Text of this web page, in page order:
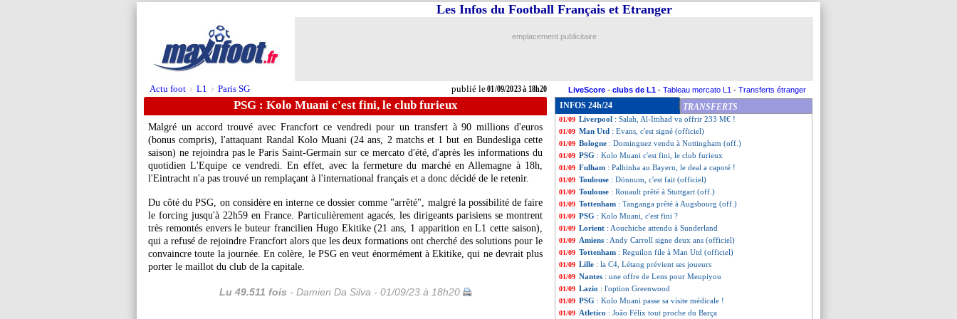
Actu foot > L1 > Paris SG publié le01/09/2023 à 18h20
Les Infos du Football Français et Etranger
emplacement publicitaire
LiveScore - clubs de L1 - Tableau mercato L1 - Transferts étranger
PSG : Kolo Muani c'est fini, le club furieux
Malgré un accord trouvé avec Francfort ce vendredi pour un transfert à 90 millions d'euros
(bonus compris), l'attaquant Randal Kolo Muani (24 ans, 2 matchs et 1 but en Bundesliga cette
saison) ne rejoindra pas le Paris Saint-Germain sur ce mercato d'été, d'après les informations du
quotidien L'Equipe ce vendredi. En effet, avec la fermeture du marché en Allemagne à 18h,
l'Eintracht n'a pas trouvé un remplaçant à l'international français et a donc décidé de le retenir.
Du côté du PSG, on considère en interne ce dossier comme "arrêté", malgré la possibilité de faire
le forcing jusqu'à 22h59 en France. Particulièrement agacés, les dirigeants parisiens se montrent
très remontés envers le buteur francilien Hugo Ekitike(21 ans, 1 apparition en L1 cette saison),
qui a refusé de rejoindre Francfort alors que les deux formations ont cherché des solutions pour le
convaincre toute la journée. En colère, le PSG en veut énormément à Ekitike, qui ne devrait plus
porter le maillot du club de la capitale.
Lu 49.511 fois - Damien Da Silva - 01/09/23 à 18h20
INFOS 24h/24 TRANSFERTS
01/09 PSG: Kolo Muani, Francfort ferme mais...
01/09 Clermont
01/09 Chelsea : Hudson-Odoi à Nottingham (off.)
01/09 Francfort : Borré prêté au Werder (officiel)
01/09 Liverpool : Salah, Al-Ittihad va offrir 233 M€ !
01/09 Man Utd : Evans, c'est signé (officiel)
01/09 Bologne : Dominguez vendu à Nottingham (off.)
01/09 PSG : Kolo Muani c'est fini, le club furieux
01/09 Fulham : Palhinha au Bayern, le deal a capoté !
01/09 Toulouse : Dönnum, c'est fait (officiel)
01/09 Toulouse : Rouault prêté à Stuttgart (off.)
01/09 Tottenham : Tanganga prêté à Augsbourg (off.)
01/09 PSG : Kolo Muani, c'est fini ?
01/09 Lorient : Aouchiche attendu à Sunderland
01/09 Amiens : Andy Carroll signe deux ans (officiel)
01/09 Tottenham : Reguilon file à Man Utd (officiel)
01/09 Lille : la C4, Létang prévient ses joueurs
01/09 Nantes : une offre de Lens pour Meupiyou
01/09 Lazio : l'option Greenwood
01/09 PSG : Kolo Muani passe sa visite médicale !
01/09 Atletico : João Félix tout proche du Barça